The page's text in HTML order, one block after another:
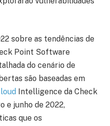
sobre as tendências de
Point Software
do cenário de
são baseadas em
Intelligence da Check
e junho de 2022,
que os